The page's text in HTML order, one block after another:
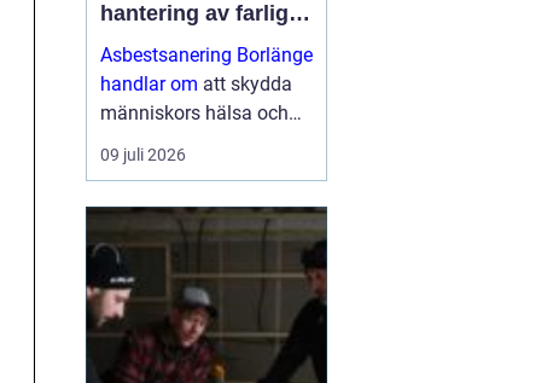
hantering av farliga
fibrer
Asbestsanering Borlänge
handlar om att skydda
människors hälsa och
skapa säkra miljöer i
bostäder, skolor,
Nä...
09 juli 2026